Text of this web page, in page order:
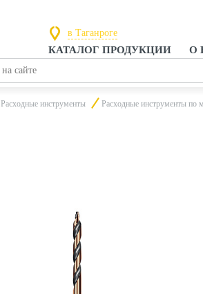
КАТАЛОГ ПРОДУКЦИИ О
в Таганроге
в Ростове-на-Дону
Расходные инструменты Расходные инструменты по